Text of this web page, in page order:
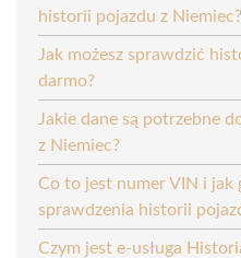
historii pojazdu z Niemiec?
Jak możesz sprawdzić
darmo?
Jakie dane są potrzebne
z Niemiec?
Co to jest numer VIN i jak
sprawdzenia historii
Czym jest e-usługa